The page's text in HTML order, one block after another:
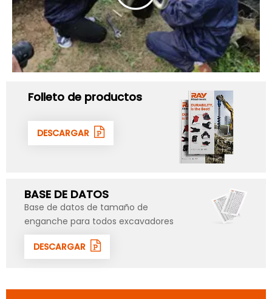
Folleto de productos
DESCARGAR
BASE DE DATOS
Base de datos de tamaño de
enganche para todos excavadores
DESCARGAR